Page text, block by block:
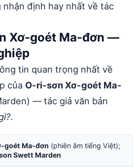
định hay nhất về tác
Xơ-goét Ma-đơn —
tin quan trọng nhất về
của O-ri-sơn Xơ-goét Ma-
— tác giả văn bản
.
goét Ma-đơn (phiên âm tiếng Việt);
Swett Marden